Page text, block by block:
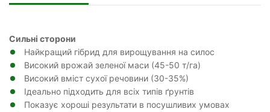
Сильні сторони
Найкращий гібрид для вирощування на силос
Високий врожай зеленої маси (45-50 т/га)
Високий вміст сухої речовини (30-35%)
Ідеально підходить для всіх типів ґрунтів
Показує хороші результати в посушливих умовах